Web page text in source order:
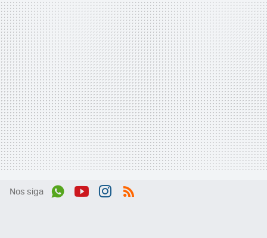
Nos siga